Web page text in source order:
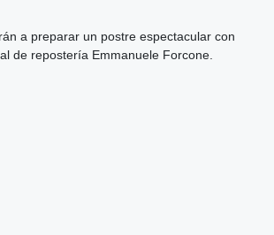
a preparar un postre espectacular con
de repostería Emmanuele Forcone.